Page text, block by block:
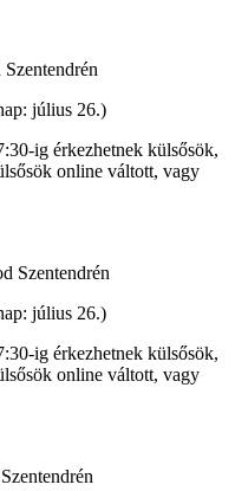
július 26.)
ig érkezhetnek külsősök,
online váltott, vagy
Szentendrén
július 26.)
ig érkezhetnek külsősök,
online váltott, vagy